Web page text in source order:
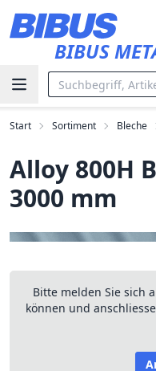
BIBUS
Start Sortiment Bleche
Alloy 800H
3000 mm
Bitte melden Sie sich
können und